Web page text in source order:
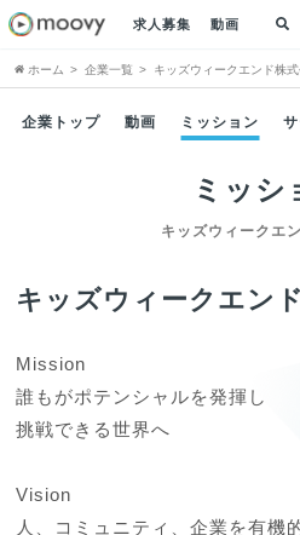
求人募集 動画
ホーム 企業一覧 キッズウィークエンド株式
企業トップ 動画 ミッション
ミッシ
キッズウィークエ
キッズウィークエン
Mission
誰もがポテンシャルを発揮し
挑戦できる世界へ
Vision
人、コミュニティ、企業を有機